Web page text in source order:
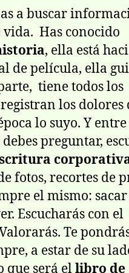
a buscar
vida. Has conocido
, ella está
de película, ella
tiene todos los
los dolores
lo suyo. Y
preguntar,
fotos, recortes de
el mismo:
Escucharás con el
Te
a estar de su
que será ellibro de